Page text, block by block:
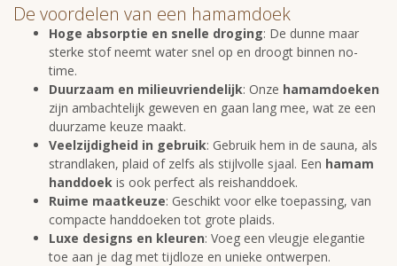
De voordelen van een hamamdoek
Hoge absorptie en snelle droging: De dunne maar
sterke stof neemt water snel op en droogt binnen no-
time.
Duurzaam en milieuvriendelijk: Onze hamamdoeken
zijn ambachtelijk geweven en gaan lang mee, wat ze een
duurzame keuze maakt.
Veelzijdigheid in gebruik: Gebruik hem in de sauna, als
strandlaken, plaid of zelfs als stijlvolle sjaal. Een hamam
handdoek is ook perfect als reishanddoek.
Ruime maatkeuze: Geschikt voor elke toepassing, van
compacte handdoeken tot grote plaids.
Luxe designs en kleuren: Voeg een vleugje elegantie
toe aan je dag met tijdloze en unieke ontwerpen.